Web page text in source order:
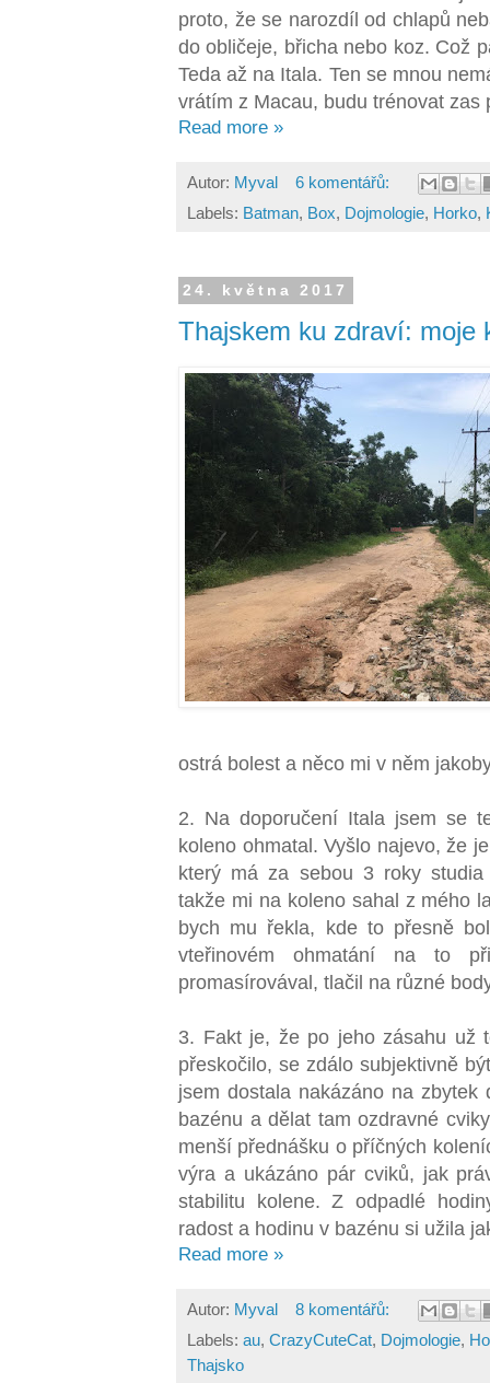
proto, že se narozdíl od chlapů
do obličeje, břicha nebo koz. Což
Teda až na Itala. Ten se mnou
vrátím z Macau, budu trénovat zas
Read more »
Autor: Myval
6 komentářů:
Labels: Batman, Box, Dojmologie, Horko,
24. května 2017
Thajskem ku zdraví: moje
ostrá bolest a něco mi v něm
2. Na doporučení Itala jsem se
koleno ohmatal. Vyšlo najevo, že
který má za sebou 3 roky
takže mi na koleno sahal z mého
bych mu řekla, kde to přesně
vteřinovém ohmatání na to
promasírovával, tlačil na různé
3. Fakt je, že po jeho zásahu už
přeskočilo, se zdálo subjektivně
jsem dostala nakázáno na
bazénu a dělat tam ozdravné
menší přednášku o příčných
výra a ukázáno pár cviků, jak
stabilitu kolene. Z odpadlé
radost a hodinu v bazénu si užila
Read more »
Autor: Myval
8 komentářů:
Labels: au, CrazyCuteCat, Dojmologie,
Thajsko